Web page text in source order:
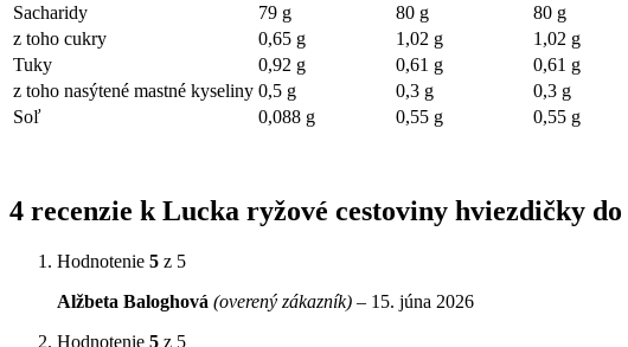
Sacharidy
79 g 80 g
80 g
z toho cukry
0,65 g 1,02 g
1,02 g
Tuky
0,92 g 0,61 g
0,61 g
z toho nasýtené mastné kyseliny 0,5 g 0,3 g
0,3 g
Soľ
0,088 g 0,55 g 0,55 g
4 recenzie kLucka ryžové cestoviny hviezdičky
Hodnotenie 5 z 5
Alžbeta Baloghová (overený zákazník) – 15. júna 2026
Hodnotenie 5 z 5